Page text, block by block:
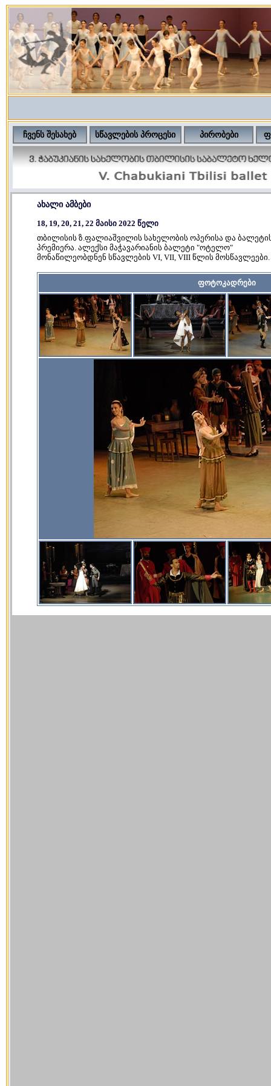
ჩვენს შესახებ სწავლების პროცესი პირობები
ახალი ამბები
18, 19, 20, 21, 22 მაისი 2022 წელი
თბილისის ზ.ფალიაშვილის სახელობის ოპერისა და
პრემიერა. ალექსი მაჭავარიანის ბალეტი "ოტელო"
მონაწილეობდნენ სწავლების VI, VII, VIII წლის მოსწავლეები.
ფოტოკადრები